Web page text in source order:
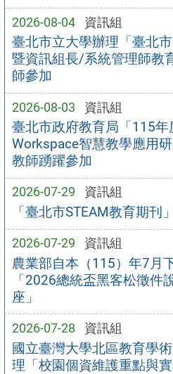
2026-08-04 資訊組
臺北市立大學辦理「臺北
暨資訊組長/系統管理師教
師參加
2026-08-03 資訊組
臺北市政府教育局「115年
Workspace智慧教學應用
教師踴躍參加
2026-07-29 資訊組
「臺北市STEAM教育期刊
2026-07-29 資訊組
農業部自本（115）年7月
「2026總統盃黑客松徵件
座」
2026-07-28 資訊組
國立臺灣大學北區教育學
理「校園個資維護重點與